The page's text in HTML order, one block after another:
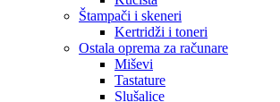
Štampači i skeneri
Kertridži i toneri
Ostala oprema za računare
Miševi
Tastature
Slušalice